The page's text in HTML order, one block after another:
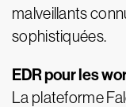
malveillants
sophistiquées.
EDR pour les
La plateforme